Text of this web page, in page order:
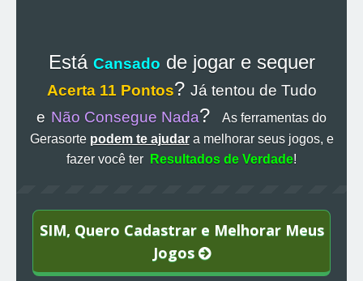
Está Cansado de jogar e sequer
Acerta 11 Pontos? Já tentou de Tudo
e Não Consegue Nada?
As ferramentas do
Gerasorte podem te ajudara melhorar seus jogos, e
fazer você ter
Resultados de Verdade!
SIM, Quero Cadastrar e Melhorar Meus
Jogos